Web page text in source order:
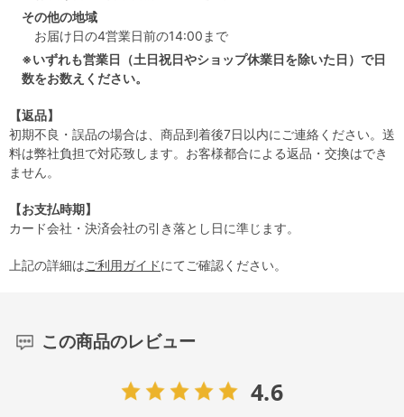
その他の地域
お届け日の4営業日前の14:00まで
※いずれも営業日（土日祝日やショップ休業日を除いた日）で日
数をお数えください。
【返品】
初期不良・誤品の場合は、商品到着後7日以内にご連絡ください。送
料は弊社負担で対応致します。お客様都合による返品・交換はでき
ません。
【お支払時期】
カード会社・決済会社の引き落とし日に準じます。
上記の詳細はご利用ガイドにてご確認ください。
この商品のレビュー
4.6